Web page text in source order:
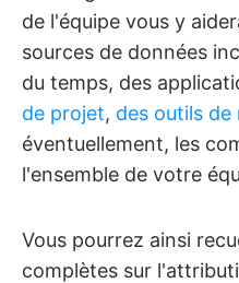
de l'équipe vous y
sources de données
du temps, des
de projet, des outils
éventuellement, les
l'ensemble de votre
Vous pourrez ainsi
complètes sur